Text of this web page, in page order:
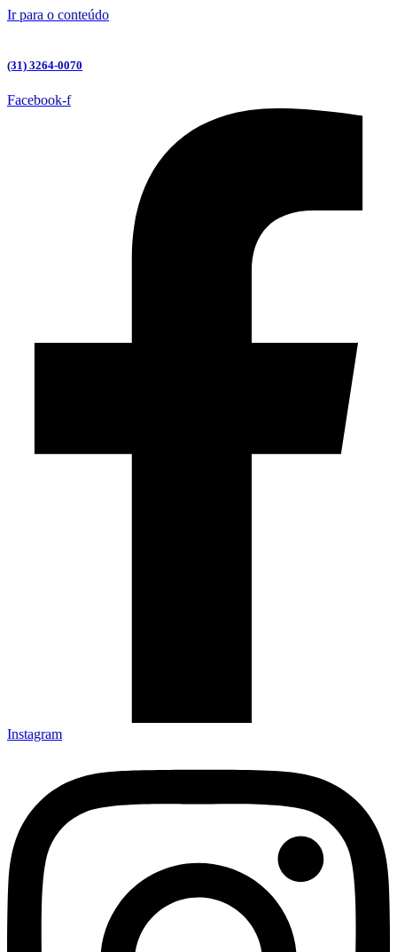
Ir para o conteúdo
(31) 3264-0070
Facebook-f
Instagram